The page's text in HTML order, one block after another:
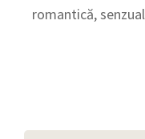
romantică,